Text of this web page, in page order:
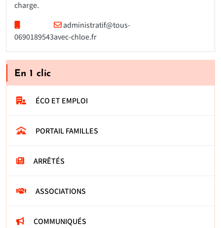
charge.
0690189543
administratif@tous-
avec-chloe.fr
En 1 clic
ÉCO ET EMPLOI
PORTAIL FAMILLES
ARRÊTÉS
ASSOCIATIONS
COMMUNIQUÉS